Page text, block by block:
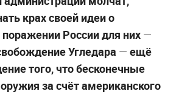
крах своей идеи о
поражении России для них—
Угледара — ещё
того, что бесконечные
за счёт американского